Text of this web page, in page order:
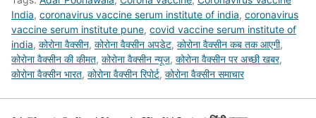
India, coronavirus vaccine serum institute of india, coronavirus
vaccine serum institute pune, covid vaccine serum institute of
india, कोरोना वैक्सीन, कोरोना वैक्सीन अपडेट, कोरोना वैक्सीन कब तक आएगी,
कोरोना वैक्सीन की कीमत, कोरोना वैक्सीन न्यूज, कोरोना वैक्सीन पर अच्छी खबर,
कोरोना वैक्सीन भारत, कोरोना वैक्सीन रिपोर्ट, कोरोना वैक्सीन समाचार